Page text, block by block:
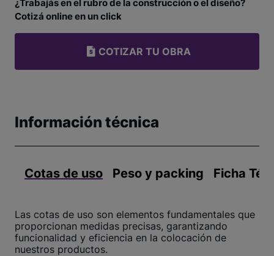
¿Trabajás en el rubro de la construcción o el diseño?
Cotizá online en un click
COTIZAR TU OBRA
Información técnica
Cotas de uso Peso y packing Ficha
Las cotas de uso son elementos fundamentales que
proporcionan medidas precisas, garantizando
funcionalidad y eficiencia en la colocación de
nuestros productos.